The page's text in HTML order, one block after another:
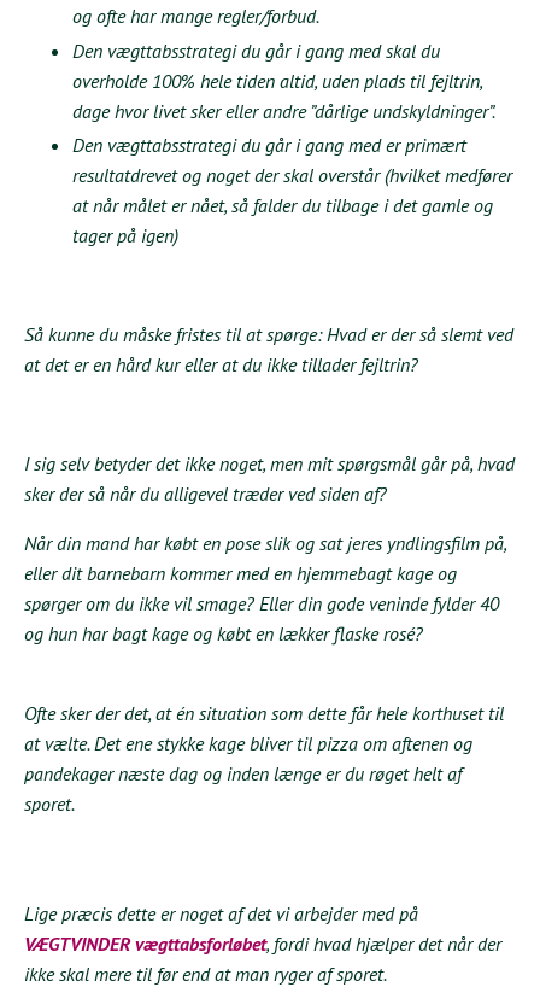
og ofte har mange regler/forbud.
Den vægttabsstrategi du går i gang med skal du
overholde 100% hele tiden altid, uden plads til fejltrin,
dage hvor livet sker eller andre ”dårlige undskyldninger”.
Den vægttabsstrategi du går i gang med er primært
resultatdrevet og noget der skal overstår (hvilket medfører
at når målet er nået, så falder du tilbage i det gamle og
tager på igen)
Så kunne du måske fristes til at spørge: Hvad er der så slemt ved
at det er en hård kur eller at du ikke tillader fejltrin?
I sig selv betyder det ikke noget, men mit spørgsmål går på, hvad
sker der så når du alligevel træder ved siden af?
Når din mand har købt en pose slik og sat jeres yndlingsfilm på,
eller dit barnebarn kommer med en hjemmebagt kage og
spørger om du ikke vil smage? Eller din gode veninde fylder 40
og hun har bagt kage og købt en lækker flaske rosé?
Ofte sker der det, at én situation som dette får hele korthuset til
at vælte. Det ene stykke kage bliver til pizza om aftenen og
pandekager næste dag og inden længe er du røget helt af
sporet.
Lige præcis dette er noget af det vi arbejder med på
VÆGTVINDER vægttabsforløbet, fordi hvad hjælper det når der
ikke skal mere til før end at man ryger af sporet.